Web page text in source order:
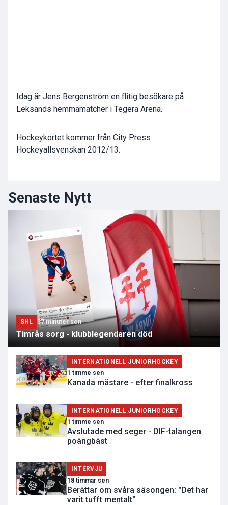
Idag är Jens Bergenström en flitig besökare på
Leksands hemmamatcher i Tegera Arena.
Hockeykortet kommer från City Press
Hockeyallsvenskan 2012/13.
Senaste Nytt
SHL 37 minuter sen
Timrås sorg - klubblegendaren död
INTERNATIONELL JUNIORHOCKEY
1 timme sen
Kanada mästare - efter finalkross
INTERNATIONELL JUNIORHOCKEY
1 timme sen
Avslutade med seger - DIF-talangen
poängbäst
INTERVJU
18 timmar sen
Berättar om svåra säsongen: "Det har
varit tufft mentalt"